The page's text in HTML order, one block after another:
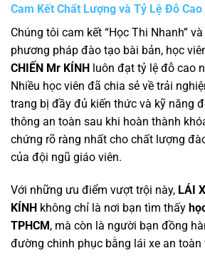
Cam Kết Chất Lượng và Tỷ Lệ Đỗ Cao
Chúng tôi cam kết “Học Thi Nhanh”
phương pháp đào tạo bài bản, học
CHIẾN Mr KÍNH
luôn đạt tỷ lệ đỗ cao
Nhiều học viên đã chia sẻ về trải
trang bị đầy đủ kiến thức và kỹ năng
thông an toàn sau khi hoàn thành
chứng rõ ràng nhất cho chất lượng
của đội ngũ giáo viên.
Với những ưu điểm vượt trội này, LÁI
KÍNH không chỉ là nơi bạn tìm thấy
TPHCM , mà còn là người bạn đồng
đường chinh phục bằng lái xe an toàn